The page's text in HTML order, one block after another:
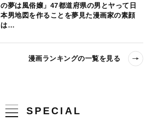
の夢は風俗嬢」47都道府県の男とヤって日
本男地図を作ることを夢見た漫画家の素顔
は…
漫画ランキングの一覧を見る
SPECIAL